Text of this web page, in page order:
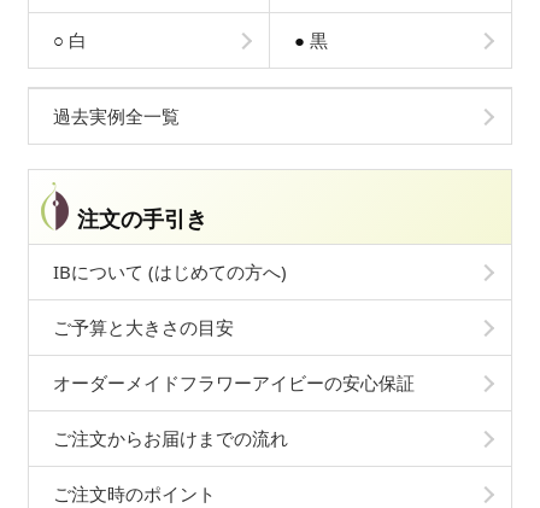
○ 白 ● 黒
過去実例全一覧
注文の手引き
IBについて (はじめての方へ)
ご予算と大きさの目安
オーダーメイドフラワーアイビーの安心保証
ご注文からお届けまでの流れ
ご注文時のポイント